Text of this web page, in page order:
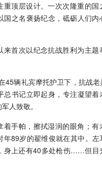
重顶层设计。一次次隆重的国
国之名褒扬纪念，砥砺人们内
来首次以纪念抗战胜利为主题
45辆礼宾摩托护卫下，抗战
总书记立即起身，专注凝望着
人致敬。
着手帕，擦拭湿润的眼角；有
年89岁的翟维俊就在其中。左
身上还有40多处枪伤……但目